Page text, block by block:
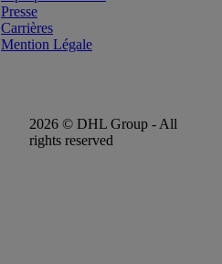
Presse
Carrières
Mention Légale
2026 © DHL Group - All
rights reserved